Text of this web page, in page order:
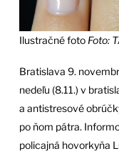
Ilustračné foto Foto:
Bratislava 9.
nedeľu (8.11.) v
a antistresové
po ňom pátra.
policajná hovorkyňa